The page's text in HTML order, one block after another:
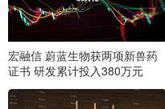
宏融信 蔚蓝生物获两项新兽药
证书 研发累计投入380万元